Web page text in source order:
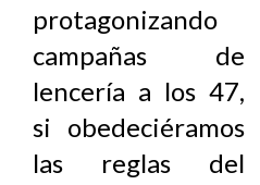
protagonizando
campañas de
lencería a los 47,
si obedeciéramos
las reglas del